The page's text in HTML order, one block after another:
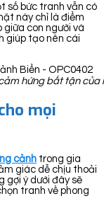
số bức tranh vẫn có
này chỉ là điểm
giữa con người và
giúp tạo nên cái
hứng bất tận của
mọi
cảnh trong gia
giác dễ chịu thoải
gợi ý dưới đây sẽ
tranh về phong